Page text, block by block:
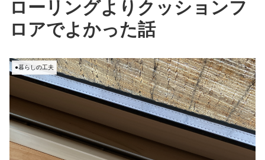
ローリングよりクッションフ
ロアでよかった話
●暮らしの工夫